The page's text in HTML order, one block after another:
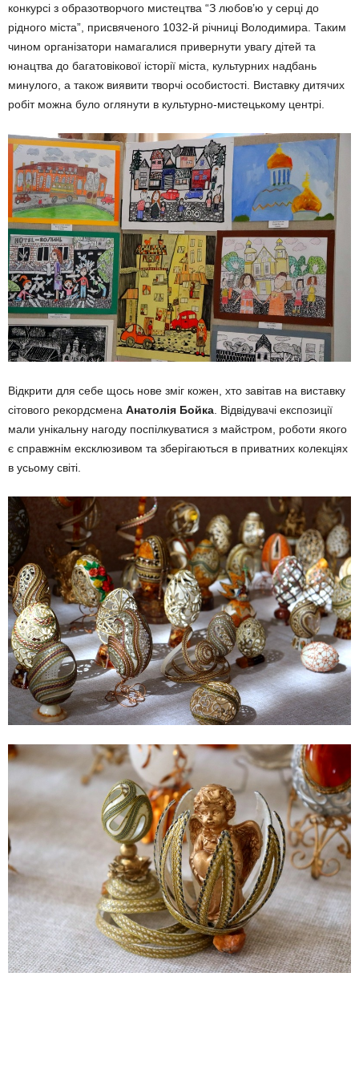
конкурсі з образотворчого мистецтва “З любов’ю у серці до
рідного міста”, присвяченого 1032-й річниці Володимира. Таким
чином організатори намагалися привернути увагу дітей та
юнацтва до багатовікової історії міста, культурних надбань
минулого, а також виявити творчі особистості. Виставку дитячих
робіт можна було оглянути в культурно-мистецькому центрі.
Відкрити для себе щось нове зміг кожен, хто завітав на виставку
сітового рекордсмена Анатолія Бойка . Відвідувачі експозиції
мали унікальну нагоду поспілкуватися з майстром, роботи якого
є справжнім ексклюзивом та зберігаються в приватних колекціях
в усьому світі.